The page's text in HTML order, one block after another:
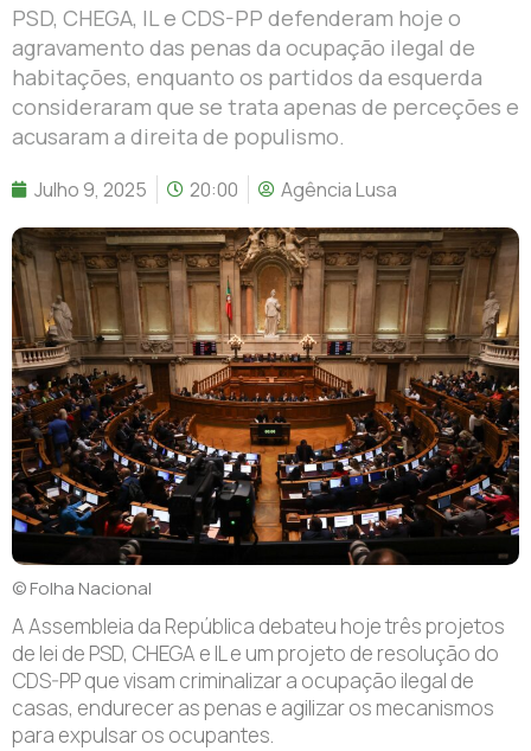
PSD, CHEGA, IL e CDS-PP defenderam hoje o
agravamento das penas da ocupação ilegal de
habitações, enquanto os partidos da esquerda
consideraram que se trata apenas de perceções e
acusaram a direita de populismo.
Julho 9, 2025 20:00 Agência Lusa
© Folha Nacional
A Assembleia da República debateu hoje três projetos
de lei de PSD, CHEGA e IL e um projeto de resolução do
CDS-PP que visam criminalizar a ocupação ilegal de
casas, endurecer as penas e agilizar os mecanismos
para expulsar os ocupantes.